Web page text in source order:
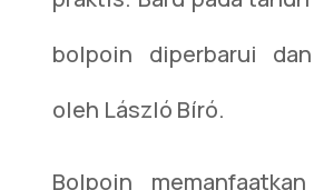
bolpoin diperbarui
oleh László Bíró.
Bolpoin